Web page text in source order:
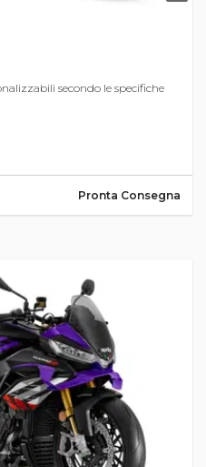
secondo le specifiche
Pronta Consegna